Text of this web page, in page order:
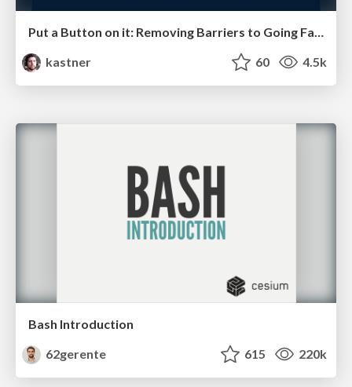
Put a Button on it: Removing Barriers to Going Fast.
kastner
60 4.5k
Bash Introduction
62gerente
615 220k